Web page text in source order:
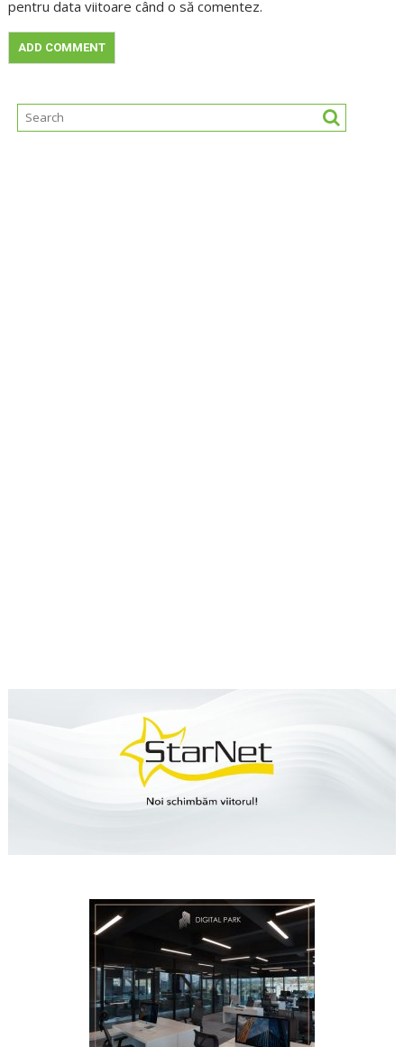
pentru data viitoare când o să comentez.